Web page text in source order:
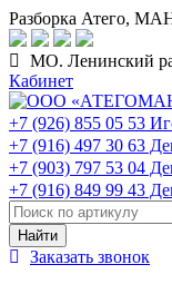
Разборка Атего,
МО. Ленинский
Кабинет
+7 (926) 855 05 53
+7 (916) 497 30 63
+7 (903) 797 53 04
+7 (916) 849 99 43
Заказать звонок